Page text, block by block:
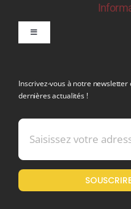
Toggle
Mentions légales
Politique en matière de
Inscrivez-vous à notre
dernières actualités !